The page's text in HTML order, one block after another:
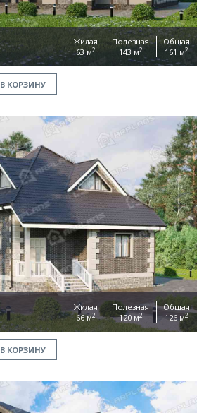
Жилая
63 м2
Полезная
143 м2
Общая
161 м2
В КОРЗИНУ
Жилая
66 м2
Полезная
120 м2
Общая
126 м2
В КОРЗИНУ